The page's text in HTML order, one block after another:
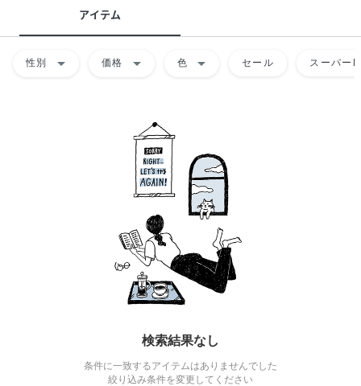
アイテム
性別 arrow_drop_down 価格 arrow_drop_down 色 arrow_drop_down セール スーパー
検索結果なし
条件に一致するアイテムはありませんでした
絞り込み条件を変更してください